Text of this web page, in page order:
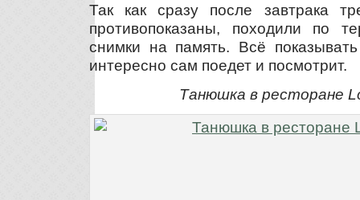
Так как сразу после завтрака
противопоказаны, походили по
снимки на память. Всё
интересно сам поедет и посмотрит.
Танюшка в ресторане